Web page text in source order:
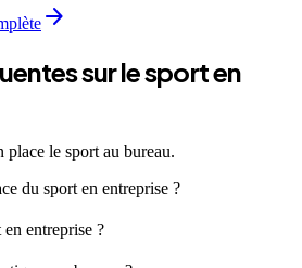
arrow_forward
sur le sport en
le sport au bureau.
du sport en entreprise ?
entreprise ?